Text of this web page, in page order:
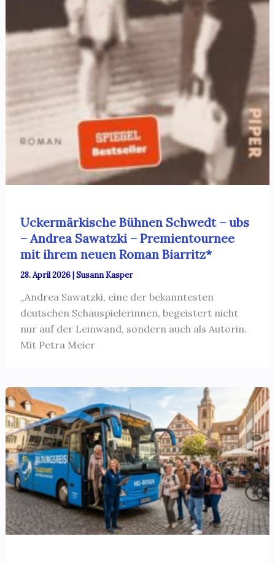
Uckermärkische Bühnen Schwedt – ubs
– Andrea Sawatzki – Premientournee
mit ihrem neuen Roman Biarritz*
28. April 2026|Susann Kasper
„Andrea Sawatzki, eine der bekanntesten
deutschen Schauspielerinnen, begeistert nicht
nur auf der Leinwand, sondern auch als Autorin.
Mit Petra Meier